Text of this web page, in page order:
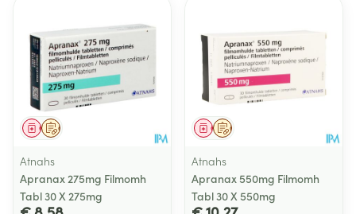
Op voorschrift
Geneesmiddel
Atnahs
Apranax 275mg Filmomh
Tabl 30 X 275mg
Op voorschrift
Geneesmiddel
Atnahs
Apranax 550mg Filmomh
Tabl 30 X 550mg